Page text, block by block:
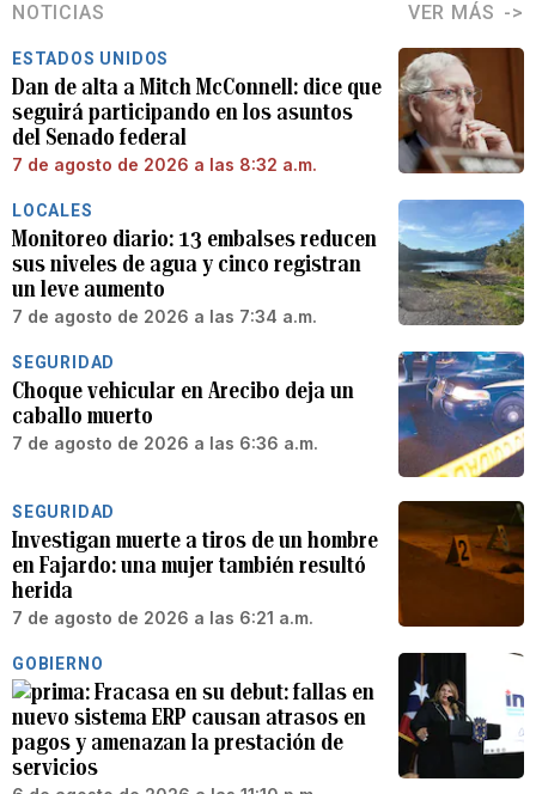
NOTICIAS VER MÁS
ESTADOS UNIDOS
Dan de alta a Mitch McConnell: dice que
seguirá participando en los asuntos
del Senado federal
7 de agosto de 2026 a las 8:32 a.m.
LOCALES
Monitoreo diario: 13 embalses reducen
sus niveles de agua y cinco registran
un leve aumento
7 de agosto de 2026 a las 7:34 a.m.
SEGURIDAD
Choque vehicular en Arecibo deja un
caballo muerto
7 de agosto de 2026 a las 6:36 a.m.
SEGURIDAD
Investigan muerte a tiros de un hombre
en Fajardo: una mujer también resultó
herida
7 de agosto de 2026 a las 6:21 a.m.
GOBIERNO
Fracasa en su debut: fallas en
nuevo sistema ERP causan atrasos en
pagos y amenazan la prestación de
servicios